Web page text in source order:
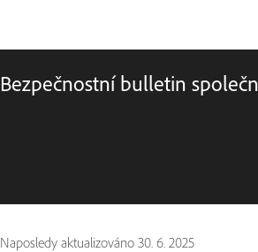
Bezpečnostní bulletin
Naposledy aktualizováno 30. 6. 2025